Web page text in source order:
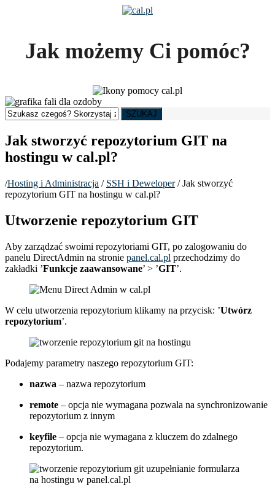
Jak możemy Ci pomóc?
SZUKAJ
Jak stworzyć repozytorium GIT na
hostingu w cal.pl?
/Hosting i Administracja / SSH i Deweloper /Jak stworzyć
repozytorium GIT na hostingu w cal.pl?
Utworzenie repozytorium GIT
Aby zarządzać swoimi repozytoriami GIT, po zalogowaniu do
panelu DirectAdmin na stronie panel.cal.pl przechodzimy do
zakładki ’Funkcje zaawansowane’ > ’GIT’.
W celu utworzenia repozytorium klikamy na przycisk: ’Utwórz
repozytorium’.
Podajemy parametry naszego repozytorium GIT:
nazwa – nazwa repozytorium
remote – opcja nie wymagana pozwala na synchronizowanie
repozytorium z innym
keyfile – opcja nie wymagana z kluczem do zdalnego
repozytorium.